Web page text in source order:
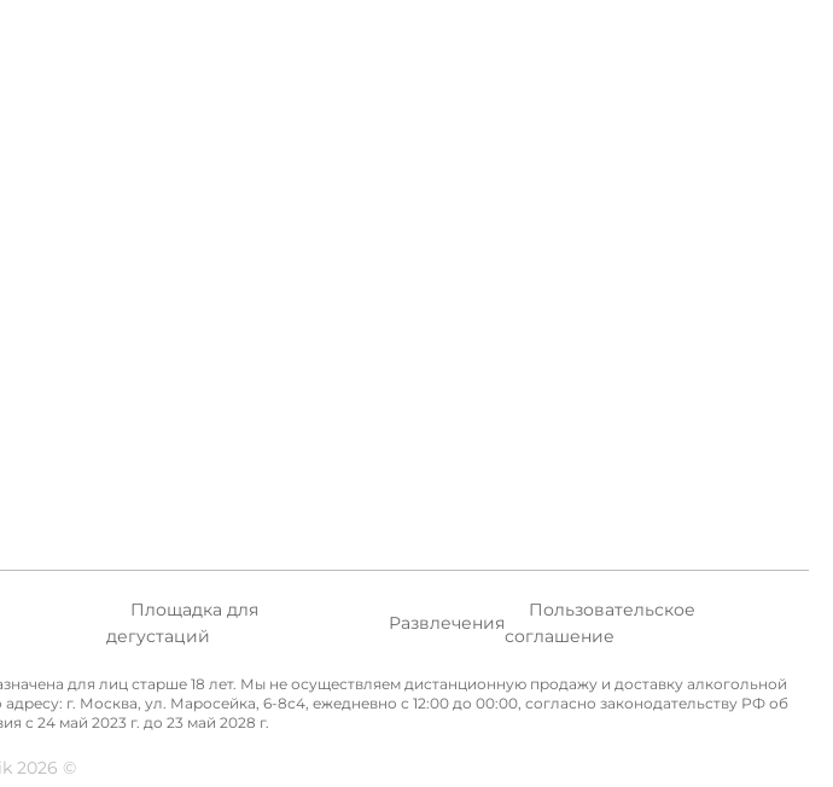
Площадка для
дегустаций
Развлечения
Пользовательское
соглашение
для лиц старше 18 лет. Мы не осуществляем дистанционную продажу и доставку алкогольной
г. Москва, ул. Маросейка, 6-8с4, ежедневно с 12:00 до 00:00, согласно законодательству РФ об
с 24 май 2023 г. до 23 май 2028 г.
2026 ©